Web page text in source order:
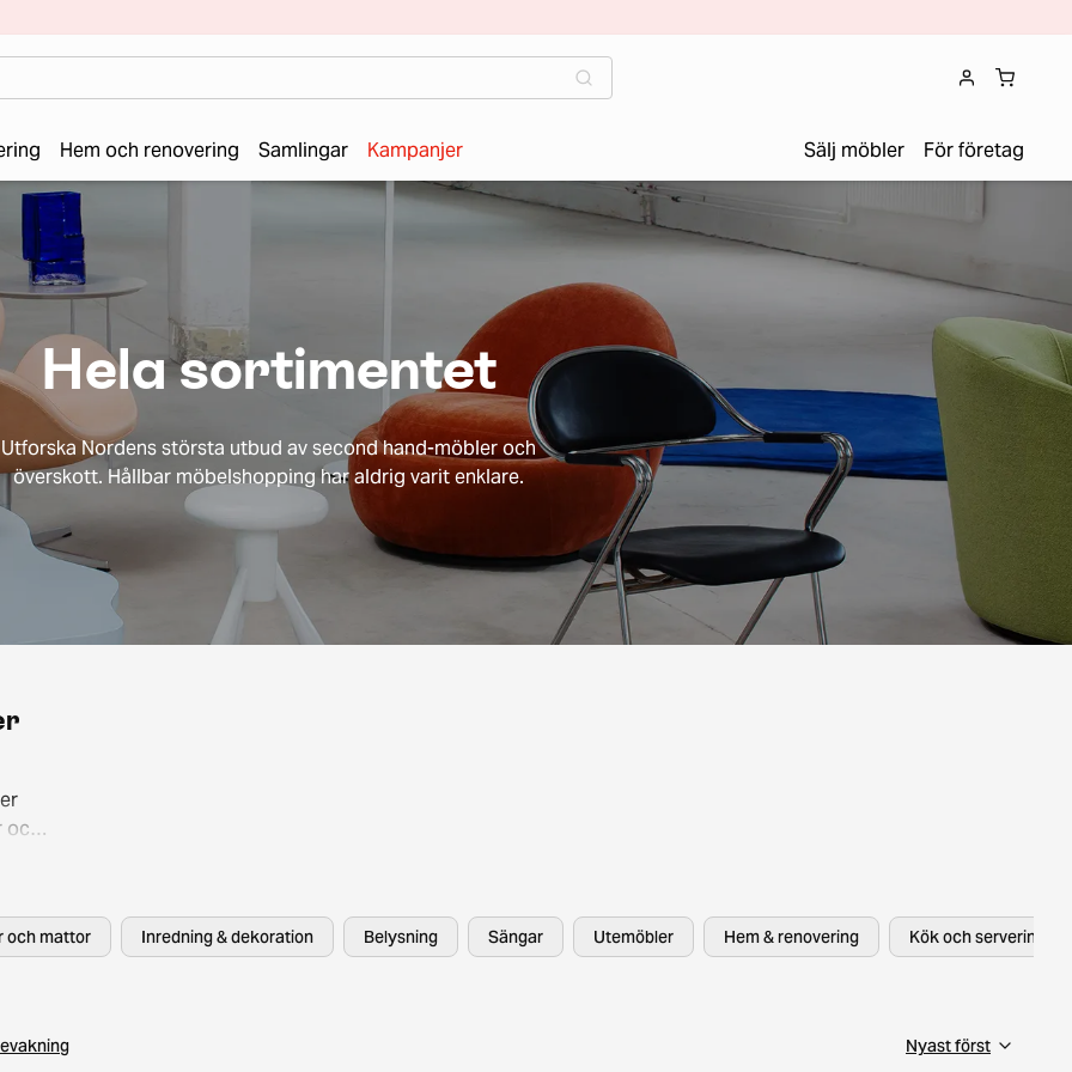
Hem och renovering Samlingar Kampanjer Sälj möbler För företag
Hela sortimentet
Utforska Nordens största utbud av second hand-möbler och
överskott. Hållbar möbelshopping har aldrig varit enklare.
och
att
och mattor Inredning & dekoration Belysning Sängar Utemöbler Hem & renovering Kök och servering